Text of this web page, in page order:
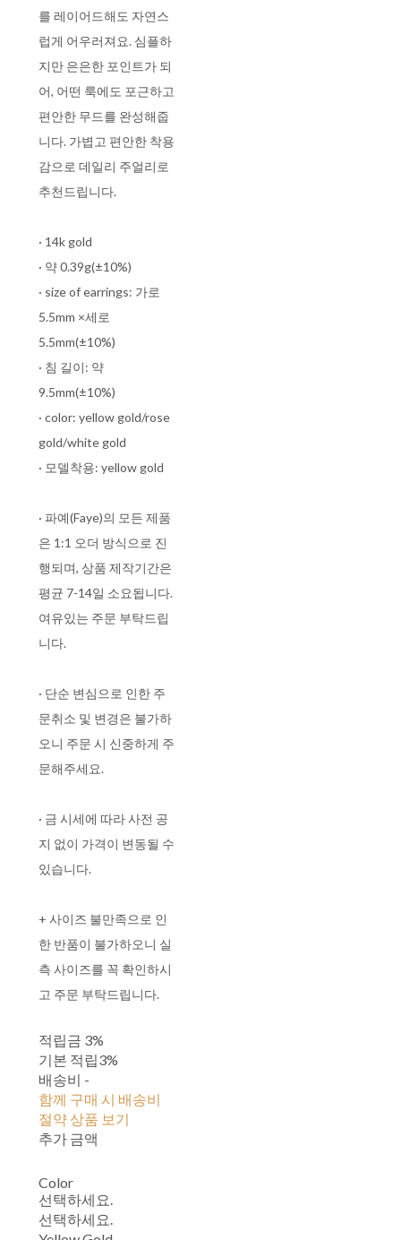
를 레이어드해도 자연스
럽게 어우러져요. 심플하
지만 은은한 포인트가 되
어, 어떤 룩에도 포근하고
편안한 무드를 완성해줍
니다. 가볍고 편안한 착용
감으로 데일리 주얼리로
추천드립니다.
· 14k gold
· 약 0.39g(±10%)
· size of earrings: 가로
5.5mm ×세로
5.5mm(±10%)
· 침 길이: 약
9.5mm(±10%)
· color: yellow gold/rose
gold/white gold
· 모델착용: yellow gold
· 파예(Faye)의 모든 제품
은 1:1 오더 방식으로 진
행되며, 상품 제작기간은
평균 7-14일 소요됩니다.
여유있는 주문 부탁드립
니다.
· 단순 변심으로 인한 주
문취소 및 변경은 불가하
오니 주문 시 신중하게 주
문해주세요.
· 금 시세에 따라 사전 공
지 없이 가격이 변동될 수
있습니다.
+ 사이즈 불만족으로 인
한 반품이 불가하오니 실
측 사이즈를 꼭 확인하시
고 주문 부탁드립니다.
적립금 3%
기본 적립3%
배송비 -
함께 구매 시 배송비
절약 상품 보기
추가 금액
Color
선택하세요.
선택하세요.